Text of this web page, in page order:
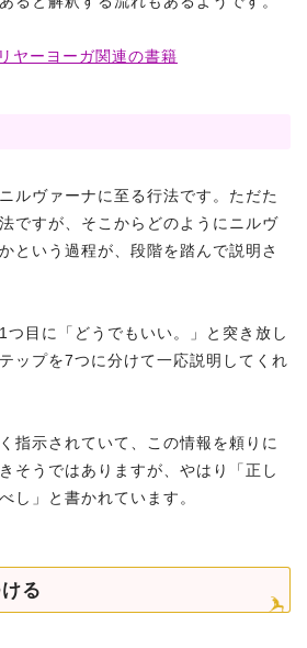
ヤーヨーガ関連の書籍
ルヴァーナに至る行法です。ただた
ですが、そこからどのようにニルヴ
という過程が、段階を踏んで説明さ
つ目に「どうでもいい。」と突き放し
ップを7つに分けて一応説明してくれ
指示されていて、この情報を頼りに
そうではありますが、やはり「正し
し」と書かれています。
る